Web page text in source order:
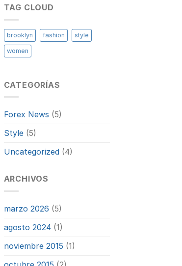
TAG CLOUD
brooklyn fashion style
women
CATEGORÍAS
Forex News (5)
Style(5)
Uncategorized(4)
ARCHIVOS
marzo 2026 (5)
agosto 2024 (1)
noviembre 2015 (1)